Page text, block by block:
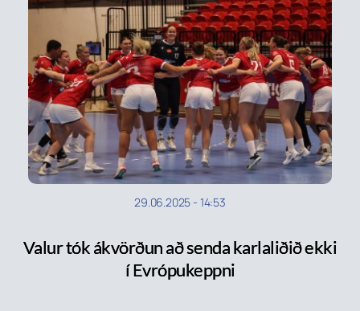
29.06.2025 - 14:53
Valur tók ákvörðun að senda karlaliðið ekki
í Evrópukeppni